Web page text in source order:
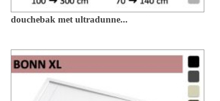
douchebak met ultradunne...